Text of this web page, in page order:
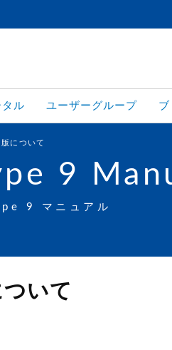
タル ユーザーグループ
について
9
9 マニュアル
いて